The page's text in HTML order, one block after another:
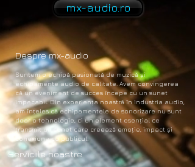
mx-audio.ro
Despre mx-audio
Suntem o echipă pasionată de muzică și
echipamente audio de calitate. Avem convingerea
că un eveniment de succes începe cu un sunet
impecabil. Din experiența noastră în industria audio,
am înțeles că echipamentele de sonorizare nu sunt
doar o tehnologie, ci un element esențial ce
transmit un sunet care creează emoție, impact și
conexiune cu publicul.
Serviciile noastre